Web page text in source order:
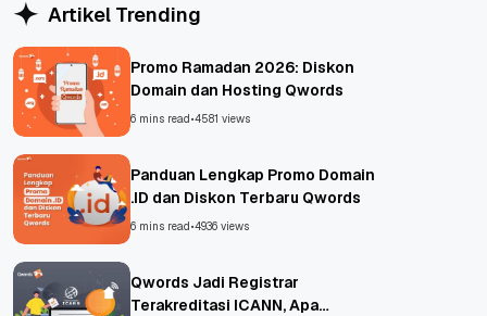
Artikel Trending
Promo Ramadan 2026: Diskon
Domain dan Hosting Qwords
6 mins read•4581 views
Panduan Lengkap Promo Domain
.ID dan Diskon Terbaru Qwords
6 mins read•4936 views
Qwords Jadi Registrar
Terakreditasi ICANN, Apa